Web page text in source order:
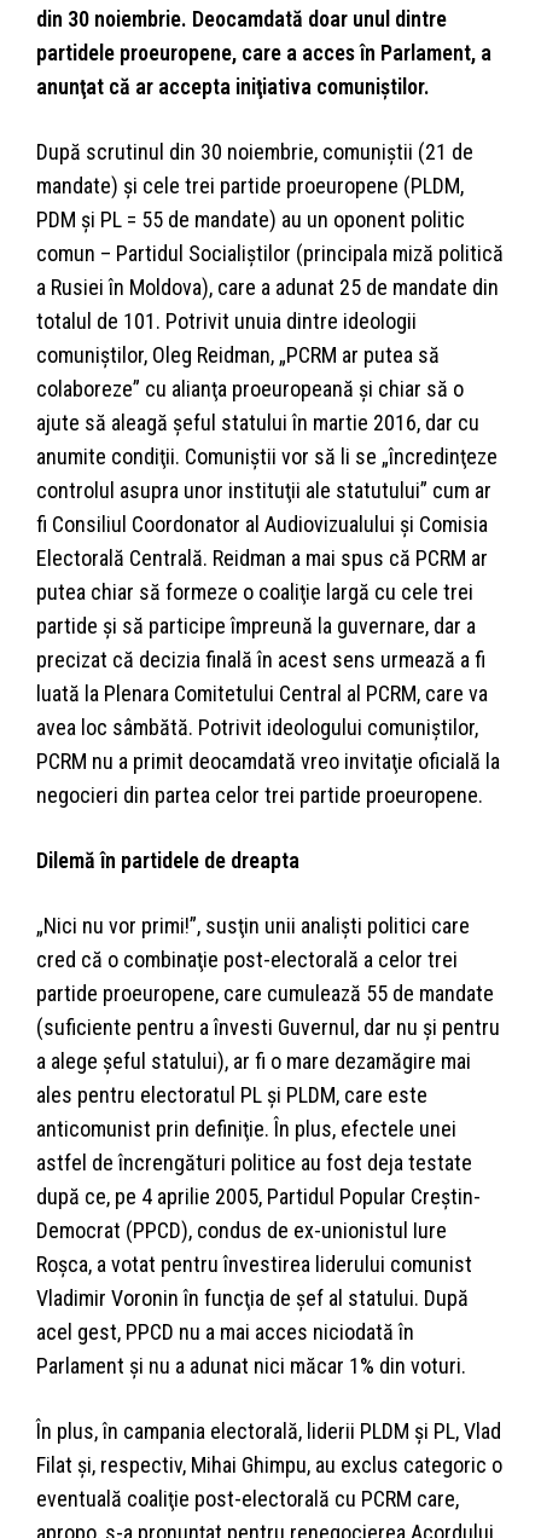
din 30 noiembrie. Deocamdată doar unul dintre
partidele proeuropene, care a acces în Parlament, a
anunţat că ar accepta iniţiativa comuniştilor.
După scrutinul din 30 noiembrie, comuniştii (21 de
mandate) şi cele trei partide proeuropene (PLDM,
PDM şi PL = 55 de mandate) au un oponent politic
comun – Partidul Socialiştilor (principala miză politică
a Rusiei în Moldova), care a adunat 25 de mandate din
totalul de 101. Potrivit unuia dintre ideologii
comuniştilor, Oleg Reidman, „PCRM ar putea să
colaboreze” cu alianţa proeuropeană şi chiar să o
ajute să aleagă şeful statului în martie 2016, dar cu
anumite condiţii. Comuniştii vor să li se „încredinţeze
controlul asupra unor instituţii ale statutului” cum ar
fi Consiliul Coordonator al Audiovizualului şi Comisia
Electorală Centrală. Reidman a mai spus că PCRM ar
putea chiar să formeze o coaliţie largă cu cele trei
partide şi să participe împreună la guvernare, dar a
precizat că decizia finală în acest sens urmează a fi
luată la Plenara Comitetului Central al PCRM, care va
avea loc sâmbătă. Potrivit ideologului comuniştilor,
PCRM nu a primit deocamdată vreo invitaţie oficială la
negocieri din partea celor trei partide proeuropene.
Dilemă în partidele de dreapta
„Nici nu vor primi!”, susţin unii analişti politici care
cred că o combinaţie post-electorală a celor trei
partide proeuropene, care cumulează 55 de mandate
(suficiente pentru a învesti Guvernul, dar nu şi pentru
a alege şeful statului), ar fi o mare dezamăgire mai
ales pentru electoratul PL şi PLDM, care este
anticomunist prin definiţie. În plus, efectele unei
astfel de încrengături politice au fost deja testate
după ce, pe 4 aprilie 2005, Partidul Popular Creştin-
Democrat (PPCD), condus de ex-unionistul Iure
Roşca, a votat pentru învestirea liderului comunist
Vladimir Voronin în funcţia de şef al statului. După
acel gest, PPCD nu a mai acces niciodată în
Parlament şi nu a adunat nici măcar 1% din voturi.
În plus, în campania electorală, liderii PLDM şi PL, Vlad
Filat şi, respectiv, Mihai Ghimpu, au exclus categoric o
eventuală coaliţie post-electorală cu PCRM care,
apropo, s-a pronunţat pentru renegocierea Acordului